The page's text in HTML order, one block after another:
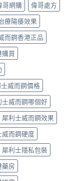
哥網購
偉哥處方
療陽痿效果
而鋼香港正品
購買
威而鋼價格
士威而鋼哪個好
犀利士威而鋼效果
威而鋼硬度
犀利士隱私包裝
藥房